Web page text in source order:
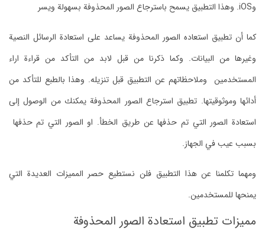
وiOS. وهذا التطبيق يسمح باسترجاع الصور المحذوفة بسهولة ويسر
كما أن تطبيق استعاده الصور المحذوفة يساعد على استعادة الرسائل النصية
وغيرها من البيانات. وكما ذكرنا من قبل لابد من التأكد من قراءة اراء
المستخدمين وملاحظاتهم عن التطبيق قبل تنزيله. وهذا بالطبع للتأكد من
أدائها وموثوقيتها. تطبيق استرجاع الصور المحذوفة يمكنك من الوصول إلى
استعادة الصور التي تم حذفها عن طريق الخطأ. او الصور التي تم حذفها
بسبب عيب في الجهاز.
ومهما تكلمنا عن هذا التطبيق فلن نستطيع حصر المميزات العديدة التي
يمنحها للمستخدمين.
مميزات تطبيق استعادة الصور المحذوفة